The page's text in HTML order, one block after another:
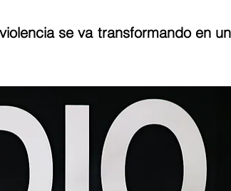
se va transformando en